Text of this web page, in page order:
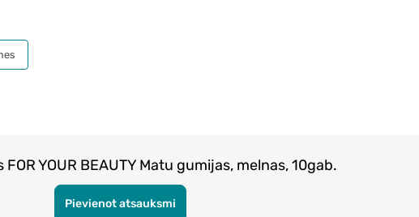
YOUR BEAUTY Matu gumijas, melnas, 10gab.
Pievienot atsauksmi